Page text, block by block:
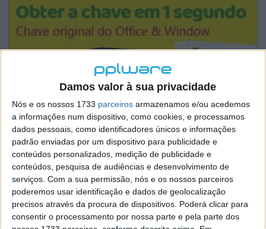
Damos valor à sua privacidade
Nós e os nossos 1733 parceiros armazenamos e/ou acedemos
a informações num dispositivo, como cookies, e processamos
dados pessoais, como identificadores únicos e informações
padrão enviadas por um dispositivo para publicidade e
conteúdos personalizados, medição de publicidade e
conteúdos, pesquisa de audiências e desenvolvimento de
serviços. Com a sua permissão, nós e os nossos parceiros
poderemos usar identificação e dados de geolocalização
precisos através da procura de dispositivos. Poderá clicar para
consentir o processamento por nossa parte e pela parte dos